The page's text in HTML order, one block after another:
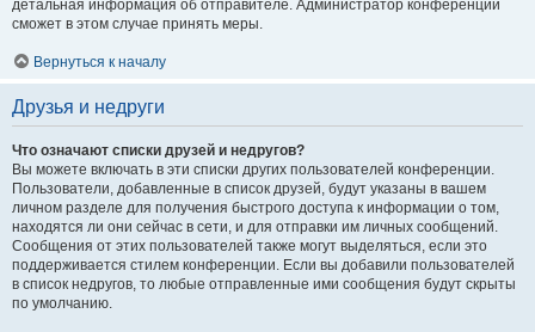
детальная информация об отправителе. Администратор конференции
сможет в этом случае принять меры.
Вернуться к началу
Друзья и недруги
Что означают списки друзей и недругов?
Вы можете включать в эти списки других пользователей конференции.
Пользователи, добавленные в список друзей, будут указаны в вашем
личном разделе для получения быстрого доступа к информации о том,
находятся ли они сейчас в сети, и для отправки им личных сообщений.
Сообщения от этих пользователей также могут выделяться, если это
поддерживается стилем конференции. Если вы добавили пользователей
в список недругов, то любые отправленные ими сообщения будут скрыты
по умолчанию.